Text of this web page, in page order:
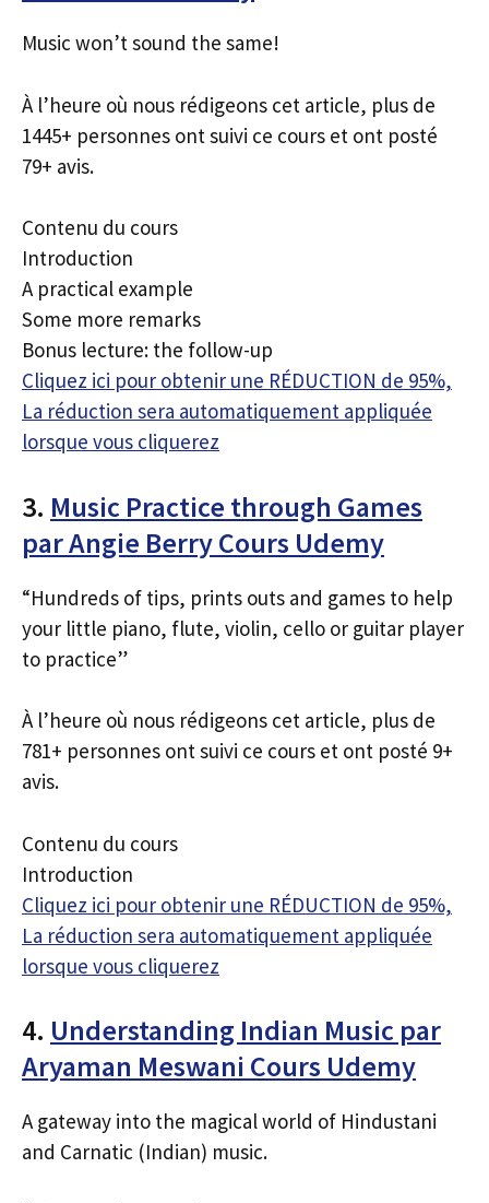
Music won’t sound the same!
À l’heure où nous rédigeons cet article, plus de
1445+ personnes ont suivi ce cours et ont posté
79+ avis.
Contenu du cours
Introduction
A practical example
Some more remarks
Bonus lecture: the follow-up
Cliquez ici pour obtenir une RÉDUCTION de 95%,
La réduction sera automatiquement appliquée
lorsque vous cliquerez
3. Music Practice through Games
par Angie Berry Cours Udemy
“Hundreds of tips, prints outs and games to help
your little piano, flute, violin, cello or guitar player
to practice”
À l’heure où nous rédigeons cet article, plus de
781+ personnes ont suivi ce cours et ont posté 9+
avis.
Contenu du cours
Introduction
Cliquez ici pour obtenir une RÉDUCTION de 95%,
La réduction sera automatiquement appliquée
lorsque vous cliquerez
4. Understanding Indian Music par
Aryaman Meswani Cours Udemy
A gateway into the magical world of Hindustani
and Carnatic (Indian) music.